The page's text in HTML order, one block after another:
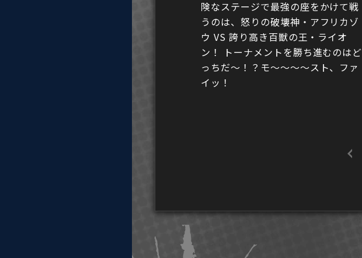
険なステージで最強の座をかけて戦
うのは、怒りの破壊神・アフリカゾ
ウ VS 誇り高き百獣の王・ライオ
ン！ トーナメントを勝ち進むのはど
っちだ〜！？モ〜〜〜〜スト、ファ
イッ！